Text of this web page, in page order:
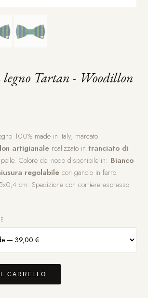
Tartan - Woodillon
100% made in Italy, marcato
artigianale realizzato in tranciato di
Colore del nodo disponibile in: Bianco
regolabile con gancio in ferro.
cm. Spedizione con corriere espresso
CARRELLO